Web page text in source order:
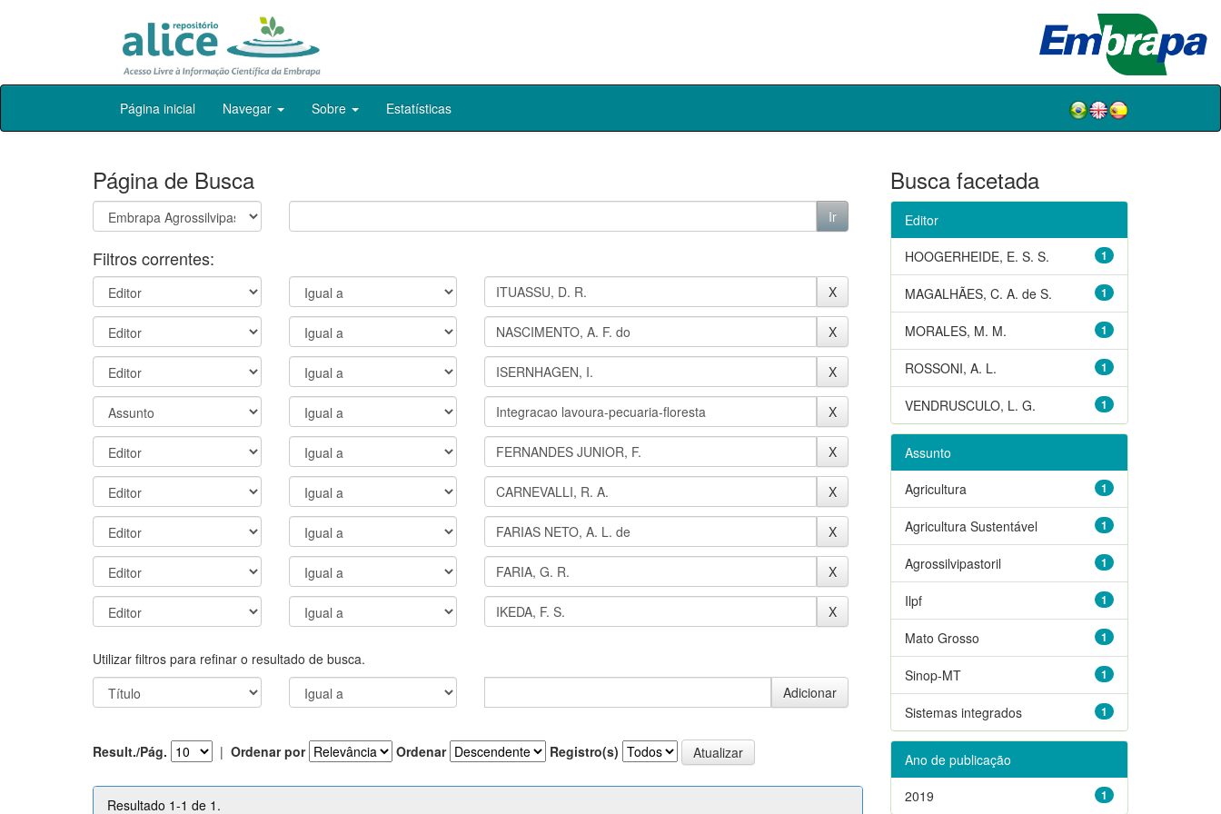
Skip
Página inicial Navegar Sobre Estatísticas
Página de Busca
Filtros correntes:
Utilizar filtros para refinar o resultado de busca.
Result./Pág. | Ordenar por Ordenar Registro(s)
Resultado 1-1 de 1.
Busca facetada
Editor
1
HOOGERHEIDE, E. S. S.
1
MAGALHÃES, C. A. de S.
1
MORALES, M. M.
1
ROSSONI, A. L.
1
VENDRUSCULO, L. G.
Assunto
1
Agricultura
1
Agricultura Sustentável
1
Agrossilvipastoril
1
Ilpf
1
Mato Grosso
1
Sinop-MT
1
Sistemas integrados
Ano de publicação
1
2019